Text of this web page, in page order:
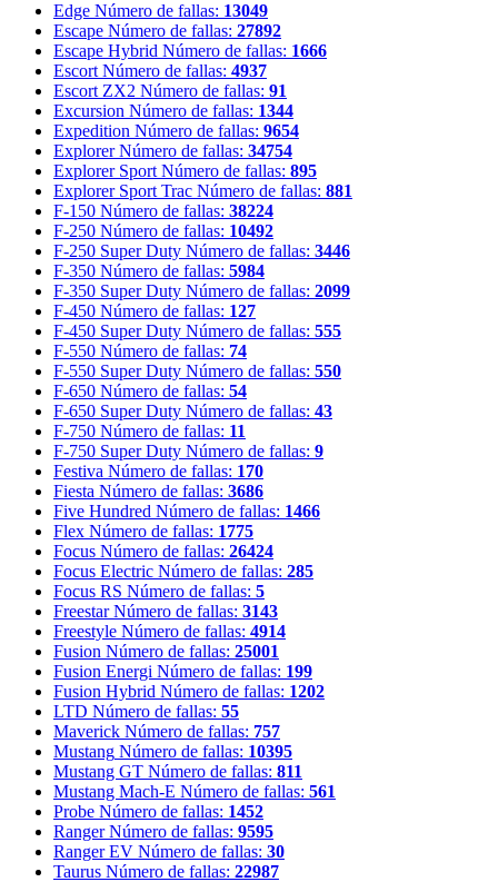
Edge Número de fallas: 13049
Escape Número de fallas: 27892
Escape Hybrid Número de fallas: 1666
Escort Número de fallas: 4937
Escort ZX2 Número de fallas: 91
Excursion Número de fallas: 1344
Expedition Número de fallas: 9654
Explorer Número de fallas: 34754
Explorer Sport Número de fallas: 895
Explorer Sport Trac Número de fallas: 881
F-150 Número de fallas: 38224
F-250 Número de fallas: 10492
F-250 Super Duty Número de fallas: 3446
F-350 Número de fallas: 5984
F-350 Super Duty Número de fallas: 2099
F-450 Número de fallas: 127
F-450 Super Duty Número de fallas: 555
F-550 Número de fallas: 74
F-550 Super Duty Número de fallas: 550
F-650 Número de fallas: 54
F-650 Super Duty Número de fallas: 43
F-750 Número de fallas: 11
F-750 Super Duty Número de fallas: 9
Festiva Número de fallas: 170
Fiesta Número de fallas: 3686
Five Hundred Número de fallas: 1466
Flex Número de fallas: 1775
Focus Número de fallas: 26424
Focus Electric Número de fallas: 285
Focus RS Número de fallas: 5
Freestar Número de fallas: 3143
Freestyle Número de fallas: 4914
Fusion Número de fallas: 25001
Fusion Energi Número de fallas: 199
Fusion Hybrid Número de fallas: 1202
LTD Número de fallas: 55
Maverick Número de fallas: 757
Mustang Número de fallas: 10395
Mustang GT Número de fallas: 811
Mustang Mach-E Número de fallas: 561
Probe Número de fallas: 1452
Ranger Número de fallas: 9595
Ranger EV Número de fallas: 30
Taurus Número de fallas: 22987